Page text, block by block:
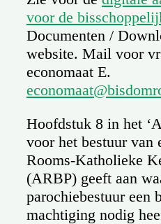
voor de
Documenten /
website. Mail voor
economaat E.
Hoofdstuk 8 in het
voor het bestuur van
Rooms-Katholieke
(ARBP) geeft aan
parochiebestuur een
machtiging nodig